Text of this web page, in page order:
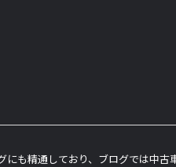
も精通しており、ブログでは中古